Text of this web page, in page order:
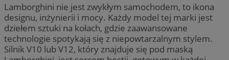
Lamborghini nie jest zwykłym samochodem, to ikona
designu, inżynierii i mocy. Każdy model tej marki jest
dziełem sztuki na kołach, gdzie zaawansowane
technologie spotykają się z niepowtarzalnym stylem.
Silnik V10 lub V12, który znajduje się pod maską